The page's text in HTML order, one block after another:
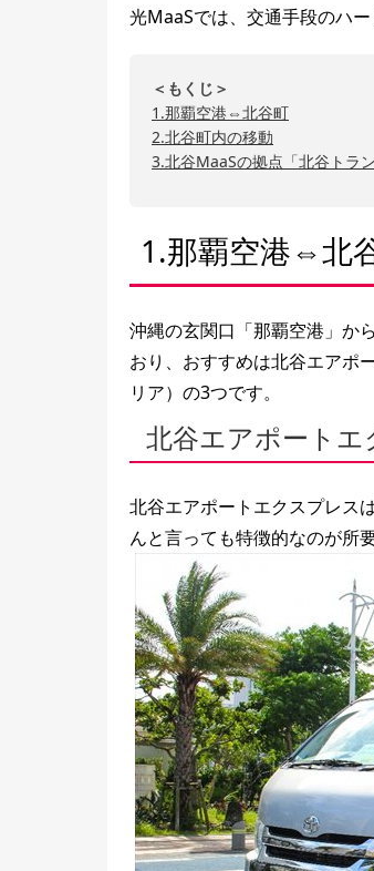
光MaaSでは、交通手段のハ
＜もくじ＞
1.那覇空港⇔北谷町
2.北谷町内の移動
3.北谷MaaSの拠点「北谷トラ
1.那覇空港⇔北
沖縄の玄関口「那覇空港」か
おり、おすすめは北谷エアポ
リア）の3つです。
北谷エアポートエ
北谷エアポートエクスプレス
んと言っても特徴的なのが所